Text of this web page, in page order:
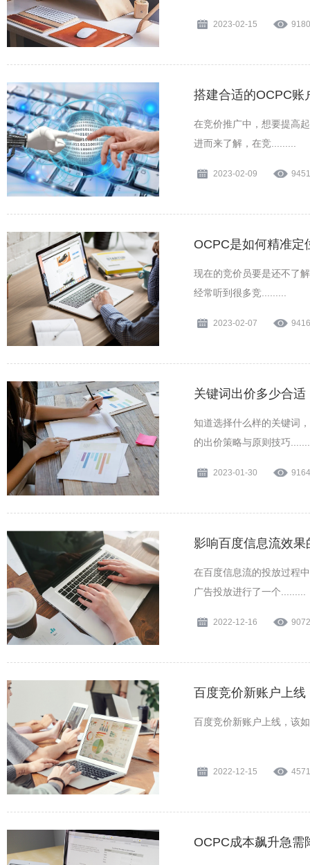
2023-02-15
搭建合适的OCPC账
在竞价推广中，想要提高
进而来了解，在竞.........
2023-02-09
OCPC是如何精准定
现在的竞价员要是还不了
经常听到很多竞.........
2023-02-07
关键词出价多少合适
知道选择什么样的关键词
的出价策略与原则技巧
2023-01-30
影响百度信息流效果
在百度信息流的投放过程
广告投放进行了一个.........
2022-12-16
百度竞价新账户上
百度竞价新账户上线，该
2022-12-15
OCPC成本飙升急需